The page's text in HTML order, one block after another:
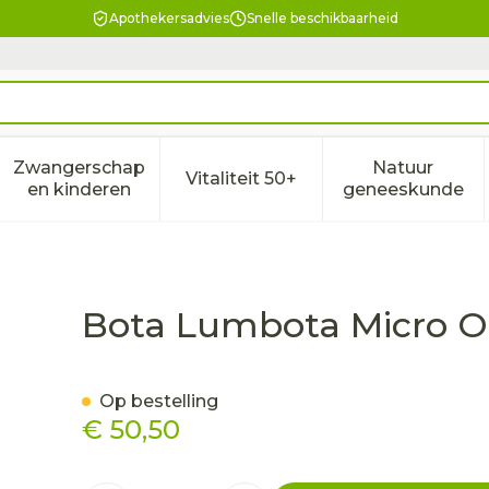
Apothekersadvies Snelle beschikbaarheid
verzorging en hygiëne categorie
voor Dieet, voeding en vitamines categorie
Zwangerschap
en kinderenToon submenu voor Zwangerschap en
Vitaliteit 50+Toon submenu voor
Natuur
geneeskunde
Toon
H 24cm l
Bota Lumbota Micro
€ 50,50
Op bestelling